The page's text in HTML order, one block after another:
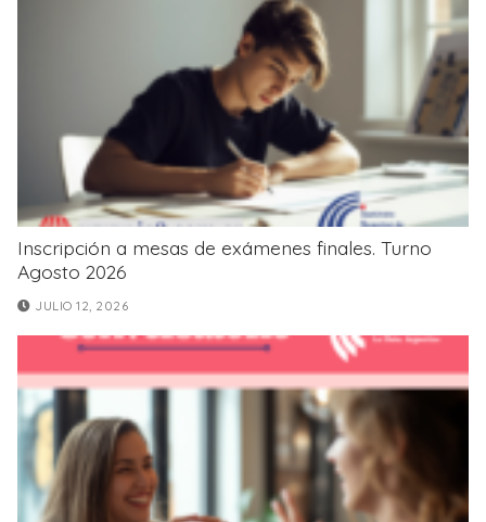
Inscripción a mesas de exámenes finales. Turno
Agosto 2026
JULIO 12, 2026